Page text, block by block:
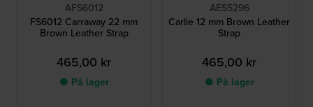
AFS6012
FS6012 Carraway 22 mm
Brown Leather Strap
465,00 kr
● På lager
AES5296
Carlie 12 mm Brown Leather
Strap
465,00 kr
● På lager